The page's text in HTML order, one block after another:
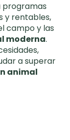
programas
y rentables,
campo y las
moderna.
a superar
animal